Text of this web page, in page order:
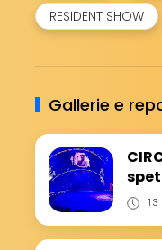
RESIDENT SHOW
Gallerie e